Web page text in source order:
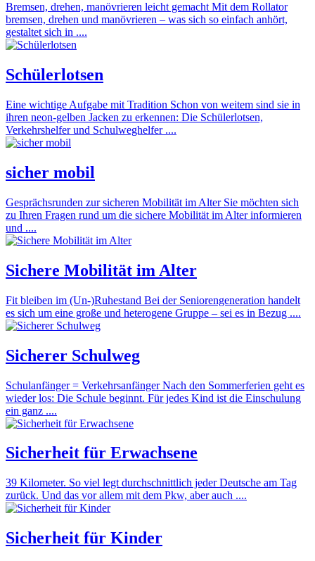
Bremsen, drehen, manövrieren leicht gemacht Mit dem Rollator
bremsen, drehen und manövrieren – was sich so einfach anhört,
gestaltet sich in ....
Schülerlotsen
Eine wichtige Aufgabe mit Tradition Schon von weitem sind sie in
ihren neon-gelben Jacken zu erkennen: Die Schülerlotsen,
Verkehrshelfer und Schulweghelfer ....
sicher mobil
Gesprächsrunden zur sicheren Mobilität im Alter Sie möchten sich
zu Ihren Fragen rund um die sichere Mobilität im Alter informieren
und ....
Sichere Mobilität im Alter
Fit bleiben im (Un-)Ruhestand Bei der Seniorengeneration handelt
es sich um eine große und heterogene Gruppe – sei es in Bezug ....
Sicherer Schulweg
Schulanfänger = Verkehrsanfänger Nach den Sommerferien geht es
wieder los: Die Schule beginnt. Für jedes Kind ist die Einschulung
ein ganz ....
Sicherheit für Erwachsene
39 Kilometer. So viel legt durchschnittlich jeder Deutsche am Tag
zurück. Und das vor allem mit dem Pkw, aber auch ....
Sicherheit für Kinder